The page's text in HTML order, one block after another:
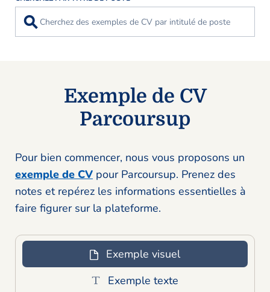
⚲
Exemple de CV
Parcoursup
Pour bien commencer, nous vous proposons un
exemple de CV pour Parcoursup. Prenez des
notes et repérez les informations essentielles à
faire figurer sur la plateforme.
Exemple visuel
Exemple texte